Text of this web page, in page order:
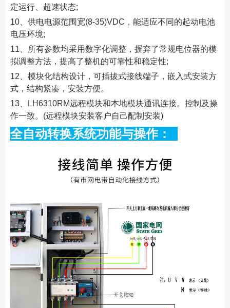
定运行、超速状态;
10、供电电源范围宽(8-35)VDC，能适应不同的起动电池
电压环境;
11、所有参数均采用数字化调整，摒弃了常规电位器的模
拟调整方法，提高了整机的可靠性和稳定性;
12、模块化结构设计，可插拔式接线端子，嵌入式安装方
式，结构紧凑，安装方便。
13、LH6310RM远程模块和本地模块通讯连接。控制及操
作一致。(远程模块安装客户自己配制安装)
全自动转换系统功能与操作：